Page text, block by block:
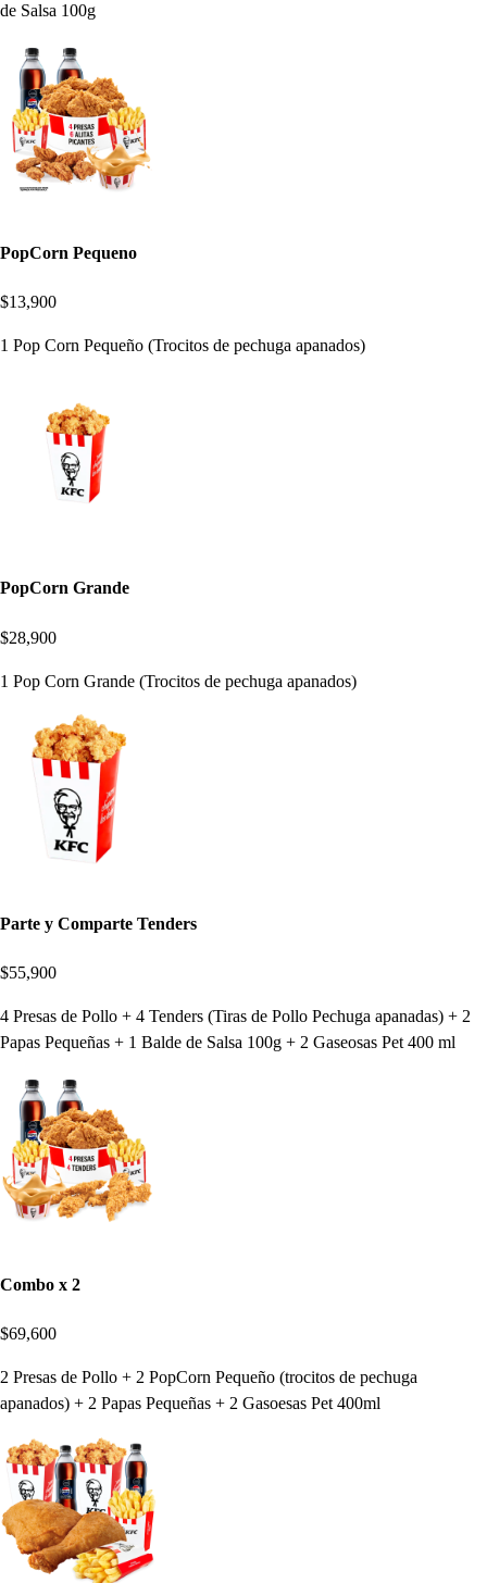
de Salsa 100g
PopCorn Pequeno
$13,900
1 Pop Corn Pequeño (Trocitos de pechuga apanados)
PopCorn Grande
$28,900
1 Pop Corn Grande (Trocitos de pechuga apanados)
Parte y Comparte Tenders
$55,900
4 Presas de Pollo + 4 Tenders (Tiras de Pollo Pechuga apanadas) + 2
Papas Pequeñas + 1 Balde de Salsa 100g + 2 Gaseosas Pet 400 ml
Combo x 2
$69,600
2 Presas de Pollo + 2 PopCorn Pequeño (trocitos de pechuga
apanados) + 2 Papas Pequeñas + 2 Gasoesas Pet 400ml